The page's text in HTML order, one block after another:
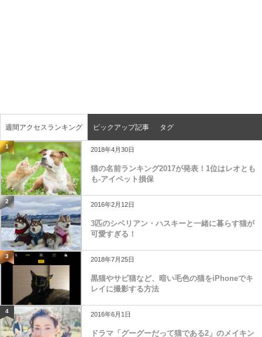
週間アクセスランキング ピックアップ記事 タグ
1 2018年4月30日
猫の名前ランキング2017が発表！1位はレオとも
も-アイペット損保
2 2016年2月12日
3匹のシベリアン・ハスキーと一緒に暮らす猫が
可愛すぎる！
3 2018年7月25日
黒猫やサビ猫など、暗い毛色の猫をiPhoneでキ
レイに撮影する方法
4 2016年6月1日
ドラマ「グーグーだって猫である2」のメイキン